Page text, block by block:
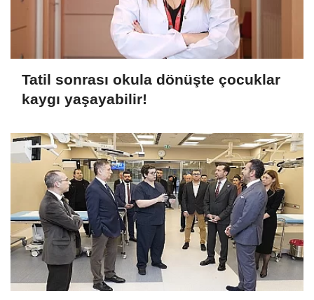
Tatil sonrası okula dönüşte çocuklar
kaygı yaşayabilir!